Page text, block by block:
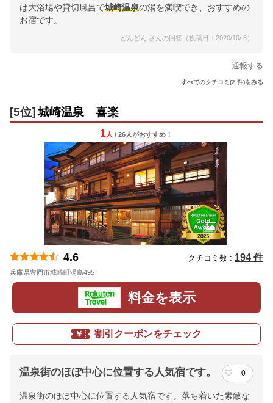
は大浴場や貸切風呂で城崎温泉の湯を満喫でき、おすすめの
お宿です。
どんどん さんの回答（投稿日：2020/10/ 8）
通報する
すべてのクチコミ(2 件)をみる
[5位] 城崎温泉 喜楽
1 人 / 26人がおすすめ！
4.6 クチコミ数 : 194 件
兵庫県豊岡市城崎町湯島495
料金を表示
割引クーポンをチェック
温泉街のほぼ中心に位置する人気宿です。 0
温泉街のほぼ中心に位置する人気宿です。落ち着いた素敵な